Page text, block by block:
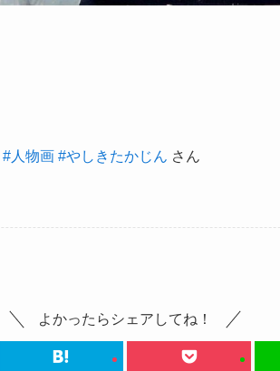
#人物画 #やしきたかじん さん
よかったらシェアしてね！